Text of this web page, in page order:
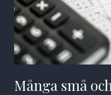
Många små